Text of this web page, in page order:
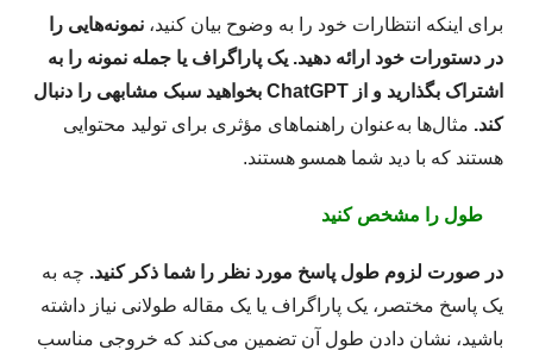
برای اینکه انتظارات خود را به وضوح بیان کنید، نمونه‌هایی را
در دستورات خود ارائه دهید. یک پاراگراف یا جمله نمونه را به
اشتراک بگذارید و از ChatGPT بخواهید سبک مشابهی را دنبال
کند. مثال‌ها به‌عنوان راهنماهای مؤثری برای تولید محتوایی
هستند که با دید شما همسو هستند.
طول را مشخص کنید
در صورت لزوم طول پاسخ مورد نظر را شما ذکر کنید. چه به
یک پاسخ مختصر، یک پاراگراف یا یک مقاله طولانی نیاز داشته
باشید، نشان دادن طول آن تضمین می‌کند که خروجی مناسب